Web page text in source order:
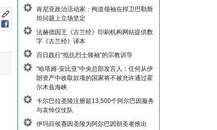
肯尼亚政治活动家：殉道领袖在捍卫巴勒斯
坦问题上立场坚定
法赫德国王《古兰经》印刷机构网站提供数
字《古兰经》译本
百日践行“抵抗烈士领袖”的宗教训导
“哈塔姆·安比亚”中央总部发言人：任何从伊
朗资产中收取款项的国家将不被允许通过霍
尔木兹海峡
卡尔巴拉圣陵注册超13,500个阿尔巴因服务
与哀悼仪仗队
伊玛目侯赛因圣陵为阿尔巴因朝圣者推出